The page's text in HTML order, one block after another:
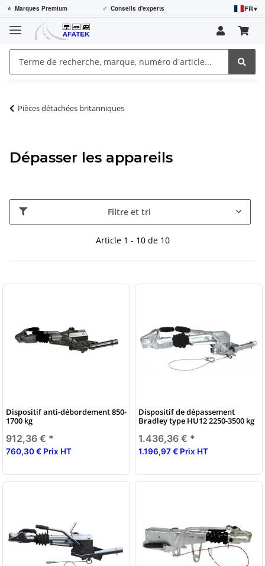
⭐ Marques Premium ✓ Conseils d'experts FR▾
Pièces détachées britanniques
Dépasser les appareils
Filtre et tri
Article 1 - 10 de 10
Dispositif anti-débordement 850-
1700 kg
912,36 € *
760,30 € Prix HT
Dispositif de dépassement
Bradley type HU12 2250-3500 kg
1.436,36 € *
1.196,97 € Prix HT